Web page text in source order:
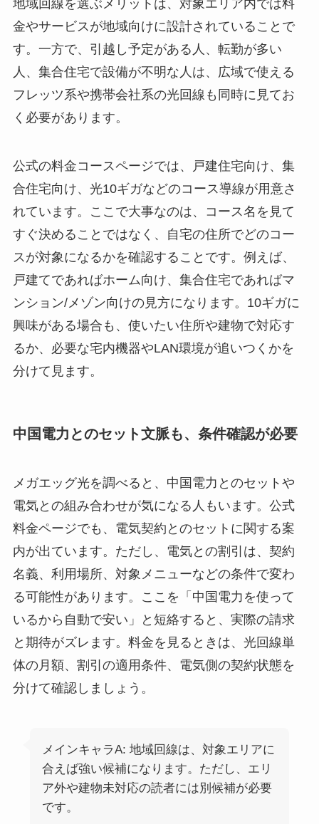
地域回線を選ぶメリットは、対象エリア内では料
金やサービスが地域向けに設計されていることで
す。一方で、引越し予定がある人、転勤が多い
人、集合住宅で設備が不明な人は、広域で使える
フレッツ系や携帯会社系の光回線も同時に見てお
く必要があります。
公式の料金コースページでは、戸建住宅向け、集
合住宅向け、光10ギガなどのコース導線が用意さ
れています。ここで大事なのは、コース名を見て
すぐ決めることではなく、自宅の住所でどのコー
スが対象になるかを確認することです。例えば、
戸建てであればホーム向け、集合住宅であればマ
ンション/メゾン向けの見方になります。10ギガに
興味がある場合も、使いたい住所や建物で対応す
るか、必要な宅内機器やLAN環境が追いつくかを
分けて見ます。
中国電力とのセット文脈も、条件確認が必要
メガエッグ光を調べると、中国電力とのセットや
電気との組み合わせが気になる人もいます。公式
料金ページでも、電気契約とのセットに関する案
内が出ています。ただし、電気との割引は、契約
名義、利用場所、対象メニューなどの条件で変わ
る可能性があります。ここを「中国電力を使って
いるから自動で安い」と短絡すると、実際の請求
と期待がズレます。料金を見るときは、光回線単
体の月額、割引の適用条件、電気側の契約状態を
分けて確認しましょう。
メインキャラA: 地域回線は、対象エリアに
合えば強い候補になります。ただし、エリ
ア外や建物未対応の読者には別候補が必要
です。